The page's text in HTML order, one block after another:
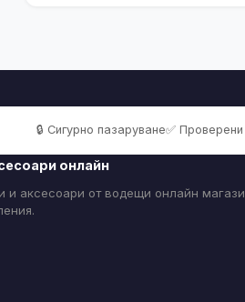
🔒 Сигурно пазаруване✅
онлайн
и аксесоари от водещи онлайн